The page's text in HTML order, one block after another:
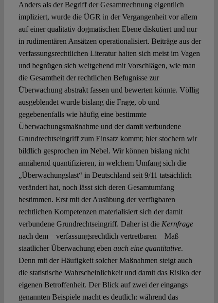
Anders als der Begriff der Gesamtrechnung eigentlich
impliziert, wurde die ÜGR in der Vergangenheit vor allem
auf einer qualitativ dogmatischen Ebene diskutiert und nur
in rudimentären Ansätzen operationalisiert. Beiträge aus der
verfassungsrechtlichen Literatur halten sich meist im Vagen
und begnügen sich weitgehend mit Vorschlägen, wie man
die Gesamtheit der rechtlichen Befugnisse zur
Überwachung abstrakt fassen und bewerten könnte. Völlig
ausgeblendet wurde bislang die Frage, ob und
gegebenenfalls wie häufig eine bestimmte
Überwachungsmaßnahme und der damit verbundene
Grundrechtseingriff zum Einsatz kommt; hier stochern wir
bildlich gesprochen im Nebel. Wir können bislang nicht
annähernd quantifizieren, in welchem Umfang sich die
„Überwachungslast“ in Deutschland seit 9/11 tatsächlich
verändert hat, noch lässt sich deren Gesamtumfang
bestimmen. Erst mit der Ausübung der verfügbaren
rechtlichen Kompetenzen materialisiert sich der damit
verbundene Grundrechtseingriff. Daher ist dieKernfrage
nach dem – verfassungsrechtlich vertretbaren – Maß
staatlicher Überwachung eben auch eine quantitative.
Denn mit der Häufigkeit solcher Maßnahmen steigt auch
die statistische Wahrscheinlichkeit und damit das Risiko der
eigenen Betroffenheit. Der Blick auf zwei der eingangs
genannten Beispiele macht es deutlich: während das